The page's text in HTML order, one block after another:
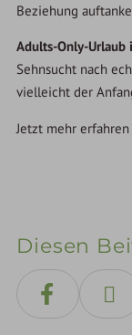
Beziehung
Adults-Only-Urlaub
Sehnsucht nach
vielleicht der
Jetzt mehr
Diesen